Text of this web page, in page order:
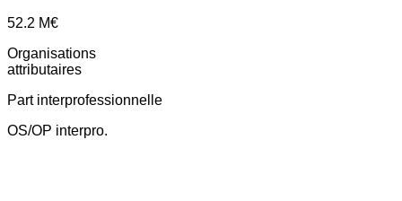
52.2 M€
Organisations
attributaires
Part interprofessionnelle
OS/OP interpro.